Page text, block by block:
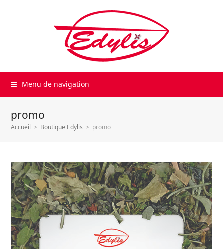
Menu de navigation
promo
Accueil > Boutique Edylis > promo